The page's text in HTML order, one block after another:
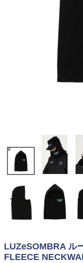
LUZeSOMBRA ル
FLEECE